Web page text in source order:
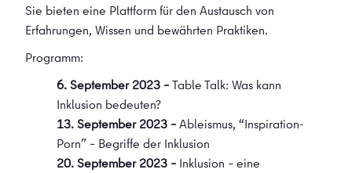
Sie bieten eine Plattform für den Austausch von
Erfahrungen, Wissen und bewährten Praktiken.
Programm:
6. September 2023 –Table Talk: Was kann
Inklusion bedeuten?
13. September 2023 –Ableismus, “Inspiration-
Porn” – Begriffe der Inklusion
20. September 2023 – Inklusion – eine